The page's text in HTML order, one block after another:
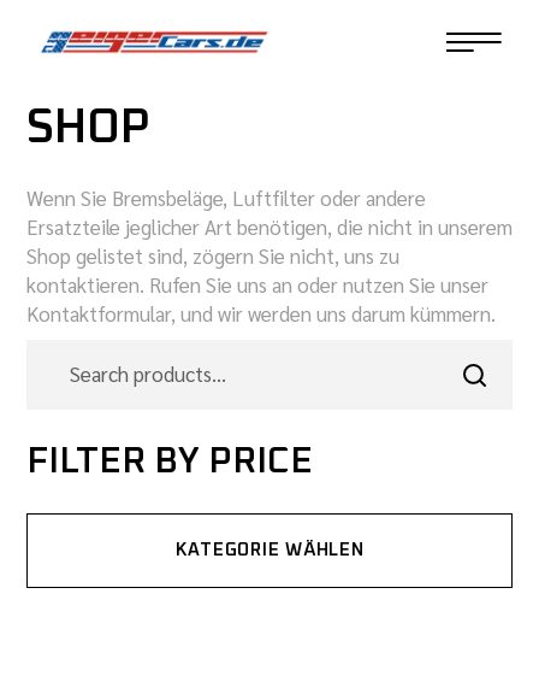
SHOP
Wenn Sie Bremsbeläge, Luftfilter oder andere
Ersatzteile jeglicher Art benötigen, die nicht in unserem
Shop gelistet sind, zögern Sie nicht, uns zu
kontaktieren. Rufen Sie uns an oder nutzen Sie unser
Kontaktformular, und wir werden uns darum kümmern.
FILTER BY PRICE
KATEGORIE WÄHLEN